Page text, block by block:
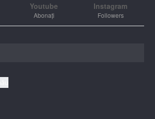
Youtube
Abonați
Instagram
Followers